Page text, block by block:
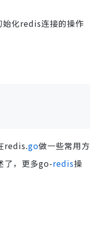
化redis连接的操作
redis.go做一些常用方
了，更多go-redis操